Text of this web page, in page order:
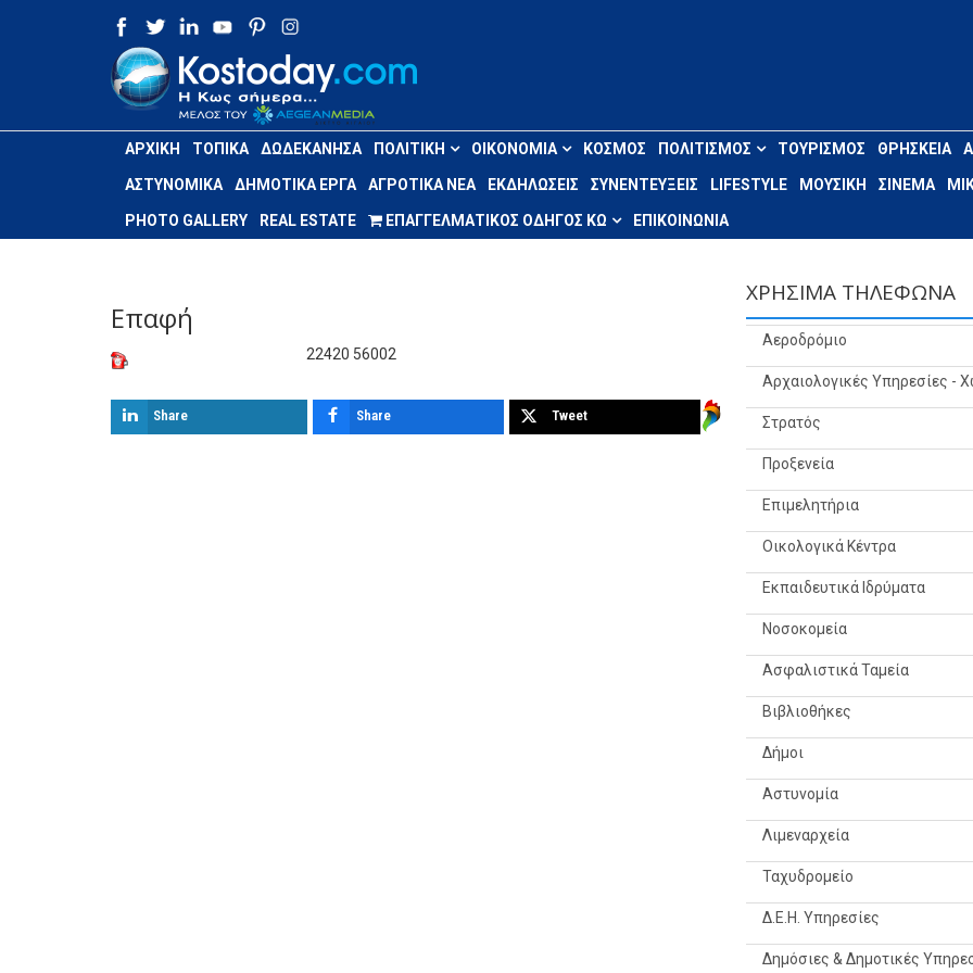
ΑΡΧΙΚΉ ΤΟΠΙΚΆ ΔΩΔΕΚΆΝΗΣΑ ΠΟΛΙΤΙΚΉ ΟΙΚΟΝΟΜΊΑ ΚΌΣΜΟΣ ΠΟΛΙΤΙΣΜΌΣ ΤΟΥΡΙΣΜΌΣ ΘΡΗΣΚΕΊΑ
ΑΣΤΥΝΟΜΙΚΆ ΔΗΜΟΤΙΚΆ ΈΡΓΑ ΑΓΡΟΤΙΚΆ ΝΈΑ ΕΚΔΗΛΏΣΕΙΣ ΣΥΝΕΝΤΕΎΞΕΙΣ LIFESTYLE ΜΟΥΣΙΚΉ ΣΙΝΕΜΆ
PHOTO GALLERY REAL ESTATE ΕΠΑΓΓΕΛΜΑΤΙΚΌΣ ΟΔΗΓΌΣ ΚΩ ΕΠΙΚΟΙΝΩΝΊΑ
Επαφή
22420 56002
Share Share Tweet
ΧΡΉΣΙΜΑ ΤΗΛΈΦΩΝΑ
Αεροδρόμιο
Αρχαιολογικές Υπηρεσίες -
Στρατός
Προξενεία
Επιμελητήρια
Οικολογικά Κέντρα
Εκπαιδευτικά Ιδρύματα
Νοσοκομεία
Ασφαλιστικά Ταμεία
Βιβλιοθήκες
Δήμοι
Αστυνομία
Λιμεναρχεία
Ταχυδρομείο
Δ.Ε.Η. Υπηρεσίες
Δημόσιες & Δημοτικές